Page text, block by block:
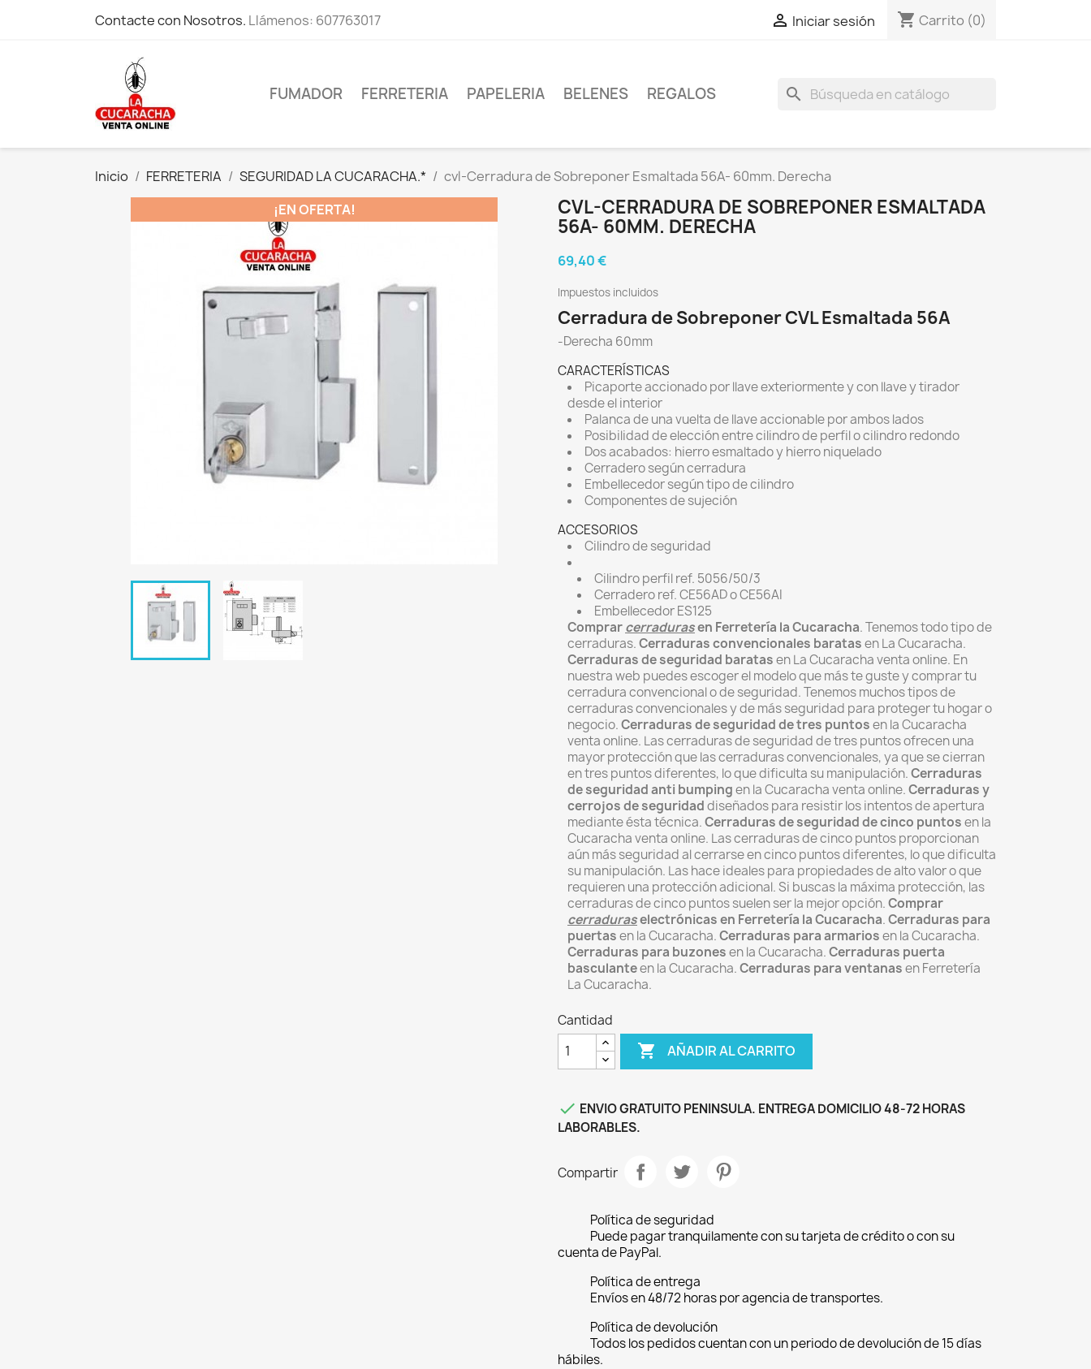
Contacte con Nosotros. Llámenos: 607763017  Iniciar sesión shopping_cart Carrito (0)
FUMADOR FERRETERIA PAPELERIA BELENES REGALOS search
Inicio FERRETERIA SEGURIDAD LA CUCARACHA.*
cvl-Cerradura de Sobreponer Esmaltada 56A- 60mm. Derecha
¡EN OFERTA!
CVL-CERRADURA DE SOBREPONER ESMALTADA
56A- 60MM. DERECHA
69,40 €
Impuestos incluidos
Cerradura de Sobreponer CVL Esmaltada 56A
-Derecha 60mm
CARACTERÍSTICAS
Picaporte accionado por llave exteriormente y con llave y tirador
desde el interior
Palanca de una vuelta de llave accionable por ambos lados
Posibilidad de elección entre cilindro de perfil o cilindro redondo
Dos acabados: hierro esmaltado y hierro niquelado
Cerradero según cerradura
Embellecedor según tipo de cilindro
Componentes de sujeción
ACCESORIOS
Cilindro de seguridad
Cilindro perfil ref. 5056/50/3
Cerradero ref. CE56AD o CE56AI
Embellecedor ES125
Comprarcerradurasen Ferretería la Cucaracha. Tenemos todo tipo de
cerraduras.Cerraduras convencionales baratasen La Cucaracha.
Cerraduras de seguridad baratasen La Cucaracha venta online. En
nuestra web puedes escoger el modelo que más te guste y comprar tu
cerradura convencional o de seguridad. Tenemos muchos tipos de
cerraduras convencionales y de más seguridad para proteger tu hogar o
negocio.Cerraduras de seguridad de tres puntosen la Cucaracha
venta online. Las cerraduras de seguridad de tres puntos ofrecen una
mayor protección que las cerraduras convencionales, ya que se cierran
en tres puntos diferentes, lo que dificulta su manipulación.Cerraduras
de seguridad anti bumpingen la Cucaracha venta online.Cerraduras y
cerrojosde seguridaddiseñados para resistir los intentos de apertura
mediante ésta técnica.Cerraduras de seguridad de cinco puntosen la
Cucaracha venta online. Las cerraduras de cinco puntos proporcionan
aún más seguridad al cerrarse en cinco puntos diferentes, lo que dificulta
su manipulación. Lashace ideales para propiedades de alto valor o que
requieren una protección adicional.Si buscas la máxima protección, las
cerraduras de cinco puntos suelen ser la mejor opción.Comprar
cerraduraselectrónicas en Ferretería la Cucaracha.Cerraduras para
puertasen la Cucaracha.Cerraduras para armariosen la Cucaracha.
Cerraduras para buzonesen la Cucaracha.Cerraduras puerta
basculanteen la Cucaracha.Cerraduras para ventanasen Ferretería
La Cucaracha.
Cantidad
 AÑADIR AL CARRITO
 ENVIO GRATUITO PENINSULA. ENTREGA DOMICILIO 48-72 HORAS
LABORABLES.
Compartir
Política de seguridad
Puede pagar tranquilamente con su tarjeta de crédito o con su
cuenta de PayPal.
Política de entrega
Envíos en 48/72 horas por agencia de transportes.
Política de devolución
Todos los pedidos cuentan con un periodo de devolución de 15 días
hábiles.